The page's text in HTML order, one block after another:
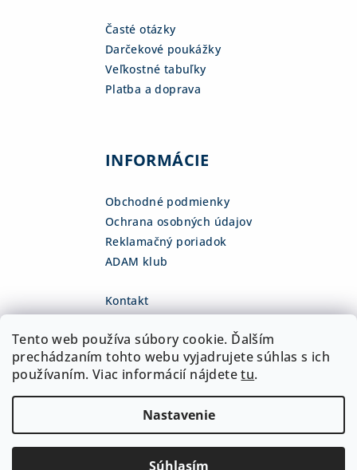
Tento web používa súbory cookie. Ďalším
prechádzaním tohto webu vyjadrujete súhlas s ich
používaním. Viac informácií nájdetetu.
Nastavenie
Súhlasím
Časté otázky
Darčekové poukážky
Veľkostné tabuľky
Platba a doprava
INFORMÁCIE
Obchodné podmienky
Ochrana osobných údajov
Reklamačný poriadok
ADAM klub
Kontakt
+421 918 468 475
fb.com/adamshop.sk
adamshop.sk